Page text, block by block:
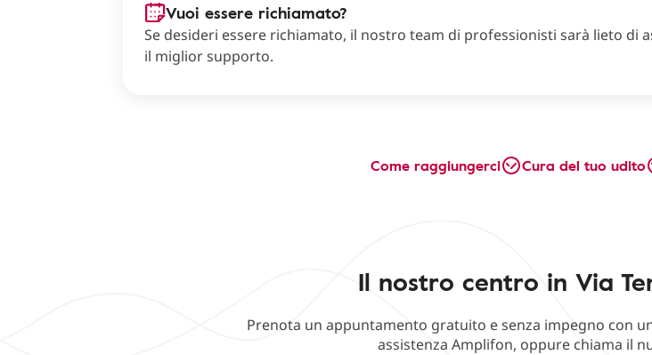
Vuoi essere richiamato?
Se desideri essere richiamato, il nostro team di professionisti sarà lieto di
il miglior supporto.
Come raggiungerci Cura del tuo udito
Il nostro centro in Via
Prenota un appuntamento gratuito e senza impegno con
assistenza Amplifon, oppure chiama il